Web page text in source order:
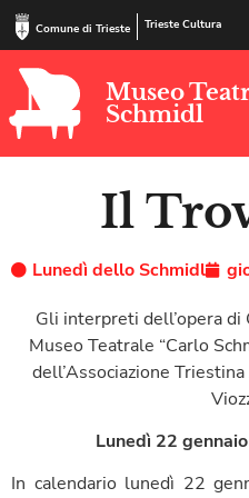
Comune di Trieste Trieste Cultura
Museo
Schmidl
Il
Lunedì dello Schmidl
Gli interpreti dell’opera di
Museo Teatrale “Carlo
dell’Associazione
Lunedì 22
In calendario lunedì 22